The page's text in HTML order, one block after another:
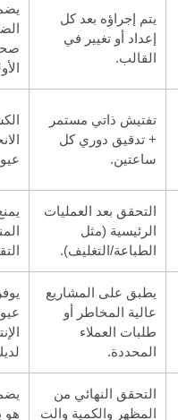
يتم إجراؤه بعد كل
إعداد أو تغيير في
القالب.
تفتيش ذاتي مستمر
+ تدقيق دوري كل
ساعتين.
التحقق بعد العمليات
الرئيسية (مثل
الطباعة/التغليف).
يطبق على المشاريع
عالية المخاطر أو
طلبات العملاء
المحددة.
التحقق النهائي من
المظهر والكمية والت
هو